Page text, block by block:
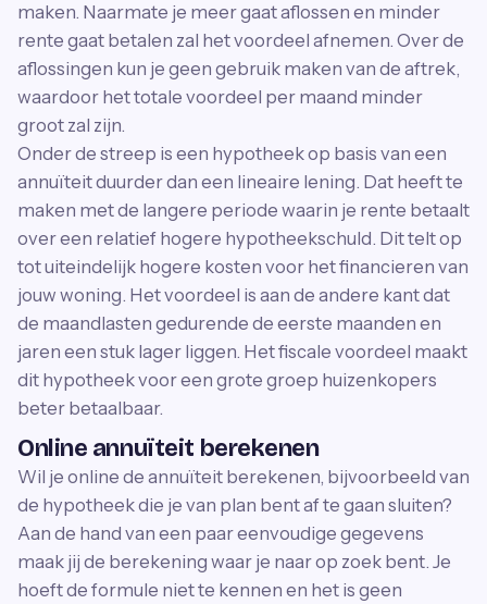
maken. Naarmate je meer gaat aflossen en minder
rente gaat betalen zal het voordeel afnemen. Over de
aflossingen kun je geen gebruik maken van de aftrek,
waardoor het totale voordeel per maand minder
groot zal zijn.
Onder de streep is een hypotheek op basis van een
annuïteit duurder dan een lineaire lening. Dat heeft te
maken met de langere periode waarin je rente betaalt
over een relatief hogere hypotheekschuld. Dit telt op
tot uiteindelijk hogere kosten voor het financieren van
jouw woning. Het voordeel is aan de andere kant dat
de maandlasten gedurende de eerste maanden en
jaren een stuk lager liggen. Het fiscale voordeel maakt
dit hypotheek voor een grote groep huizenkopers
beter betaalbaar.
Online annuïteit berekenen
Wil je online de annuïteit berekenen, bijvoorbeeld van
de hypotheek die je van plan bent af te gaan sluiten?
Aan de hand van een paar eenvoudige gegevens
maak jij de berekening waar je naar op zoek bent. Je
hoeft de formule niet te kennen en het is geen